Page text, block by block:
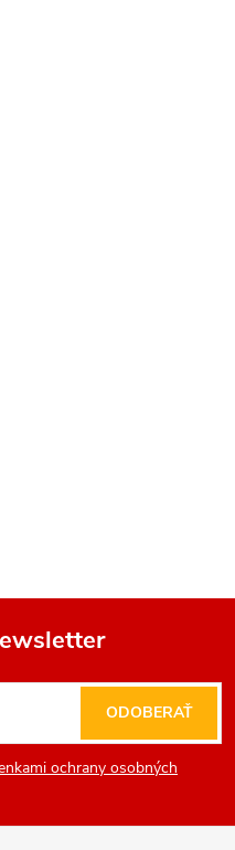
ochrany osobných
ODOBERAŤ